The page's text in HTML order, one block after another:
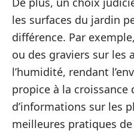
les surfaces du jardin
différence. Par
ou des graviers sur les
l’humidité, rendant
propice à la croissance
d’informations sur les
meilleures pratiques